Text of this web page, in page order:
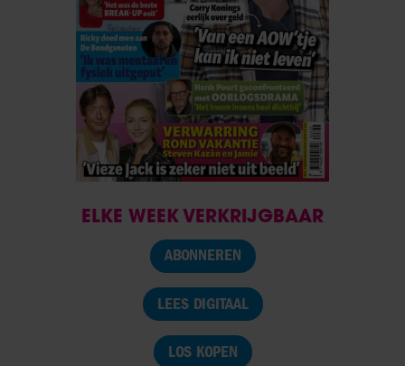
ELKE WEEK VERKRIJGBAAR
ABONNEREN
LEES DIGITAAL
LOS KOPEN